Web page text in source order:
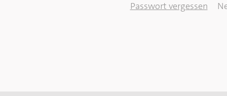
Passwort vergessen